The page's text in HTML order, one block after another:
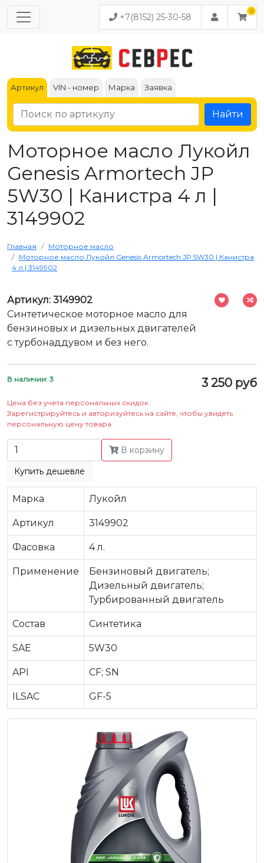
+7(8152) 25-30-58
Артикул VIN - номер Марка Заявка
Найти
Моторное масло Лукойл
Genesis Armortech JP
5W30 | Канистра 4 л |
3149902
Главная
Моторное масло
Моторное масло Лукойл Genesis Armortech JP 5W30 | Канистра
4 л | 3149902
Артикул: 3149902
Синтетическое моторное масло для
бензиновых и дизельных двигателей
с турбонаддувом и без него.
В наличии: 3 3 250 руб
Цена без учета персональных скидок
Зарегистрируйтесь и авторизуйтесь на сайте, чтобы увидеть
персональную цену товара
В корзину
Купить дешевле
Марка Лукойл
Артикул 3149902
Фасовка 4 л.
Применение
Бензиновый двигатель;
Дизельный двигатель;
Турбированный двигатель
Состав Синтетика
SAE 5W30
API CF; SN
ILSAC GF-5